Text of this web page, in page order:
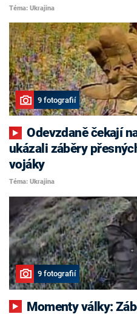
Téma: Ukrajina
9 fotografií
Odevzdaně čekají na smrt. Ukrajinci
ukázali záběry
vojáky
Téma: Ukrajina
9 fotografií